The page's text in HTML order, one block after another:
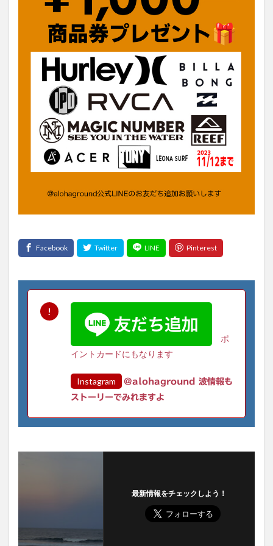
ポ
イントカードにもなります
Instagram
@alohaground 波情報も
ストーリーでみれますよ
最新情報をチェックしよう！